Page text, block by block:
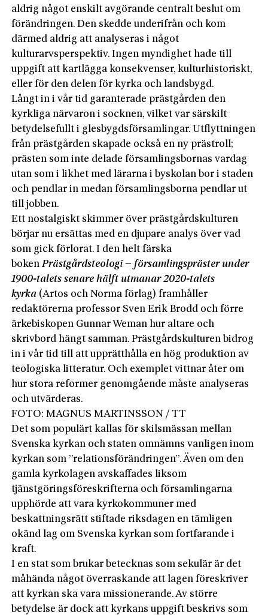
aldrig något enskilt avgörande centralt beslut om
förändringen. Den skedde underifrån och kom
därmed aldrig att analyseras i något
kulturarvsperspektiv. Ingen myndighet hade till
uppgift att kartlägga konsekvenser, kulturhistoriskt,
eller för den delen för kyrka och landsbygd.
Långt in i vår tid garanterade prästgården den
kyrkliga närvaron i socknen, vilket var särskilt
betydelsefullt i glesbygdsförsamlingar. Utflyttningen
från prästgården skapade också en ny prästroll;
prästen som inte delade församlingsbornas vardag
utan som i likhet med lärarna i byskolan bor i staden
och pendlar in medan församlingsborna pendlar ut
till jobben.
Ett nostalgiskt skimmer över prästgårdskulturen
börjar nu ersättas med en djupare analys över vad
som gick förlorat. I den helt färska
bokenPrästgårdsteologi – församlingspräster under
1900-talets senare hälft utmanar 2020-talets
kyrka (Artos och Norma förlag) framhåller
redaktörerna professor Sven Erik Brodd och förre
ärkebiskopen Gunnar Weman hur altare och
skrivbord hängt samman. Prästgårdskulturen bidrog
in i vår tid till att upprätthålla en hög produktion av
teologiska litteratur. Och exemplet vittnar åter om
hur stora reformer genomgående måste analyseras
och utvärderas.
FOTO: MAGNUS MARTINSSON / TT
Det som populärt kallas för skilsmässan mellan
Svenska kyrkan och staten omnämns vanligen inom
kyrkan som ”relationsförändringen”. Även om den
gamla kyrko­lagen avskaffades liksom
tjänstgöringsföreskrifterna och församlingarna
upphörde att vara kyrkokommuner med
beskattningsrätt stiftade riksdagen en tämligen
okänd lag om Svenska kyrkan som fortfarande i
kraft.
I en stat som brukar betecknas som sekulär är det
måhända något överraskande att lagen föreskriver
att kyrkan ska vara missionerande. Av större
betydelse är dock att kyrkans uppgift beskrivs som